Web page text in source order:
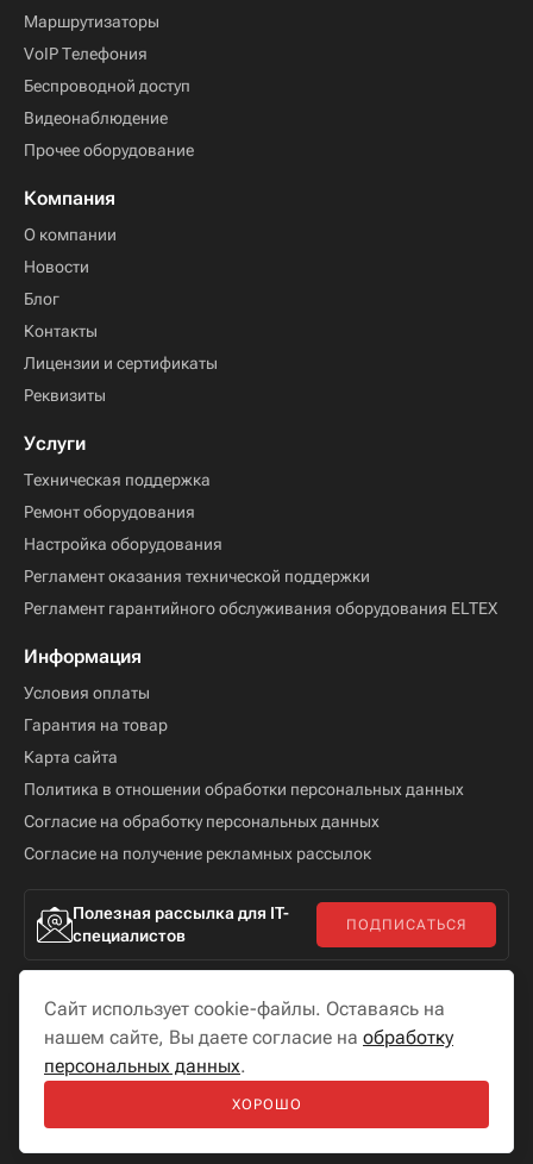
Маршрутизаторы
VoIP Телефония
Беспроводной доступ
Видеонаблюдение
Прочее оборудование
Компания
О компании
Новости
Блог
Контакты
Лицензии и сертификаты
Реквизиты
Услуги
Техническая поддержка
Ремонт оборудования
Настройка оборудования
Регламент оказания технической поддержки
Регламент гарантийного обслуживания оборудования ELTEX
Информация
Условия оплаты
Гарантия на товар
Карта сайта
Политика в отношении обработки персональных данных
Согласие на обработку персональных данных
Согласие на получение рекламных рассылок
Полезная рассылка для IT-
специалистов
ПОДПИСАТЬСЯ
Мы в соцсетях
Разработка сайта —
«Бутик сайтов»
Сайт использует cookie-файлы. Оставаясь на
нашем сайте, Вы даете согласие на обработку
персональных данных.
ХОРОШО